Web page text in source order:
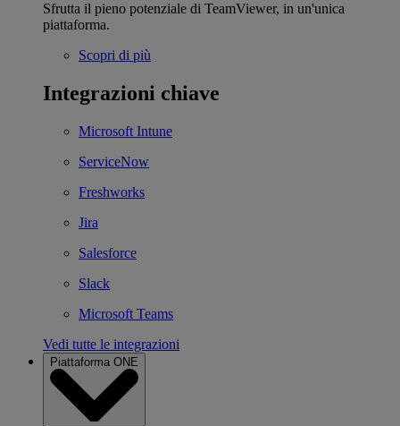
Sfrutta il pieno potenziale di TeamViewer, in un'unica
piattaforma.
Scopri di più
Integrazioni chiave
Microsoft Intune
ServiceNow
Freshworks
Jira
Salesforce
Slack
Microsoft Teams
Vedi tutte le integrazioni
Piattaforma ONE